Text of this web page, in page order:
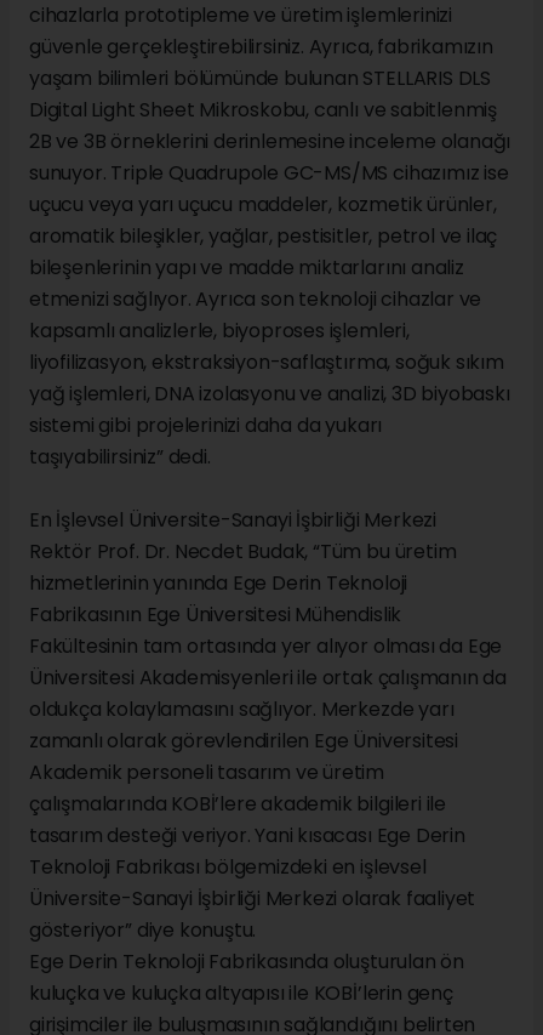
cihazlarla prototipleme ve üretim işlemlerinizi
güvenle gerçekleştirebilirsiniz. Ayrıca, fabrikamızın
yaşam bilimleri bölümünde bulunan STELLARIS DLS
Digital Light Sheet Mikroskobu, canlı ve sabitlenmiş
2B ve 3B örneklerini derinlemesine inceleme olanağı
sunuyor. Triple Quadrupole GC-MS/MS cihazımız ise
uçucu veya yarı uçucu maddeler, kozmetik ürünler,
aromatik bileşikler, yağlar, pestisitler, petrol ve ilaç
bileşenlerinin yapı ve madde miktarlarını analiz
etmenizi sağlıyor. Ayrıca son teknoloji cihazlar ve
kapsamlı analizlerle, biyoproses işlemleri,
liyofilizasyon, ekstraksiyon-saflaştırma, soğuk sıkım
yağ işlemleri, DNA izolasyonu ve analizi, 3D biyobaskı
sistemi gibi projelerinizi daha da yukarı
taşıyabilirsiniz” dedi.
En İşlevsel Üniversite-Sanayi İşbirliği Merkezi
Rektör Prof. Dr. Necdet Budak, “Tüm bu üretim
hizmetlerinin yanında Ege Derin Teknoloji
Fabrikasının Ege Üniversitesi Mühendislik
Fakültesinin tam ortasında yer alıyor olması da Ege
Üniversitesi Akademisyenleri ile ortak çalışmanın da
oldukça kolaylamasını sağlıyor. Merkezde yarı
zamanlı olarak görevlendirilen Ege Üniversitesi
Akademik personeli tasarım ve üretim
çalışmalarında KOBİ’lere akademik bilgileri ile
tasarım desteği veriyor. Yani kısacası Ege Derin
Teknoloji Fabrikası bölgemizdeki en işlevsel
Üniversite-Sanayi İşbirliği Merkezi olarak faaliyet
gösteriyor” diye konuştu.
Ege Derin Teknoloji Fabrikasında oluşturulan ön
kuluçka ve kuluçka altyapısı ile KOBİ’lerin genç
girişimciler ile buluşmasının sağlandığını belirten